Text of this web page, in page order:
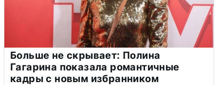
Больше не скрывает: Полина
Гагарина показала романтичные
кадры с новым избранником